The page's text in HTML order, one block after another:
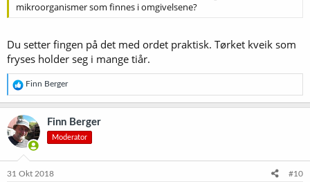
mikroorganismer som finnes i omgivelsene?
Du setter fingen på det med ordet praktisk. Tørket kveik som
fryses holder seg i mange tiår.
R
e
a
k
s
j
o
e
Finn Berger
Finn Berger
Moderator
31 Okt 2018 #10